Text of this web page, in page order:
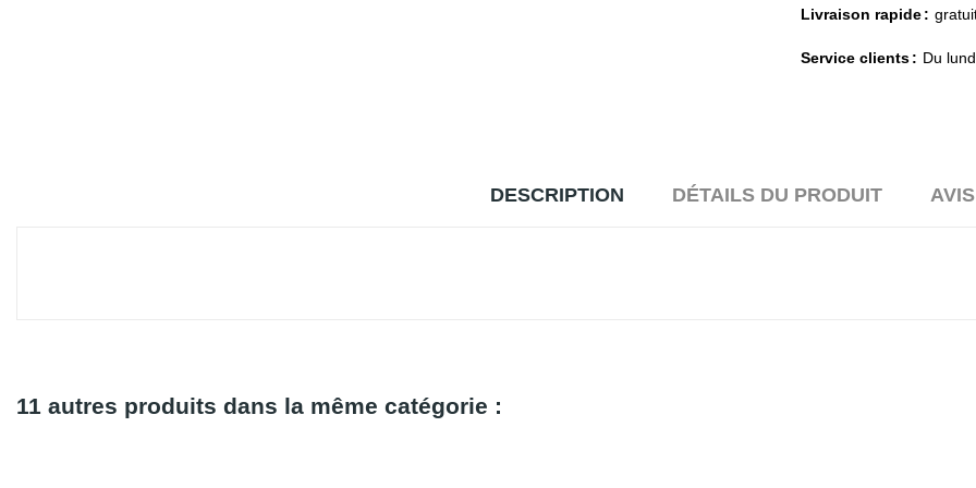
Livraison rapide
Service clients Du
DESCRIPTION DÉTAILS DU PRODUIT AVIS
11 autres produits dans la même catégorie :